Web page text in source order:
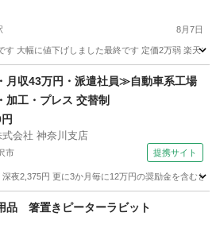
8月7日
す 大幅に値下げしました最終です 定価2万弱 楽天
駅 その他 トイレ
月収43万円・派遣社員≫自動車系工場
加工・プレス 交替制
式会社 神奈川支店
市 提携サイト
夜2,375円 更に3か月毎に12万円の奨励金を含む
品 箸置きピーターラビット